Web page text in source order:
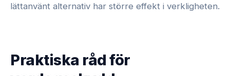
lättanvänt alternativ har större effekt i verkligheten.
Praktiska råd för